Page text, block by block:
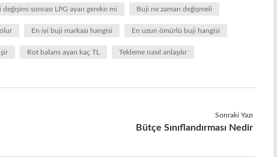
değişimi sonrası LPG ayarı gerekir mi Buji ne zaman değişmeli
En iyi buji markası hangisi En uzun ömürlü buji hangisi
Rot balans ayarı kaç TL Tekleme nasıl anlaşılır
Sonraki Yazı
Bütçe Sınıflandırması Nedir